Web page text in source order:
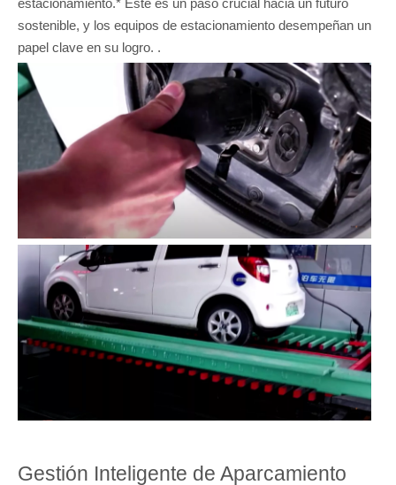
sostenible, y los equipos de estacionamiento desempeñan un
papel clave en su logro. .
Gestión Inteligente de Aparcamiento